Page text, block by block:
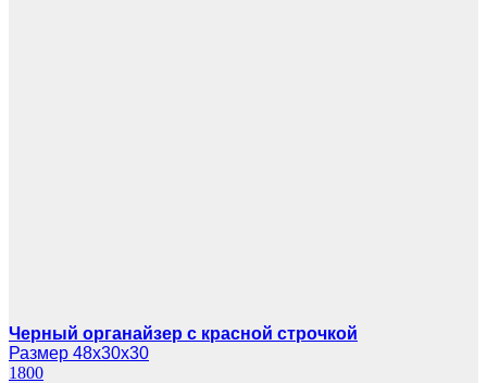
Черный органайзер с красной строчкой
Размер 48х30х30
1800